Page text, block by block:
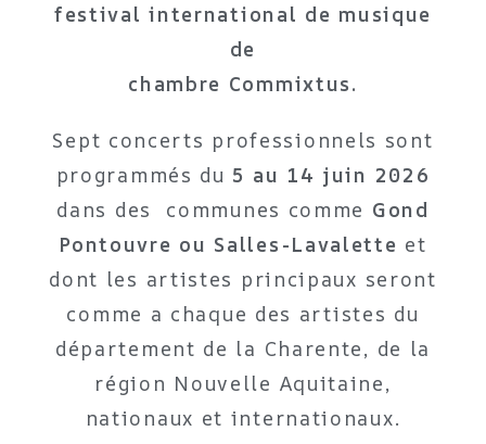
festival international de musique
de
chambre Commixtus.
Sept concerts professionnels sont
programmés du 5 au 14 juin 2026
dans des communes comme Gond
Pontouvre ou Salles-Lavalette et
dont les artistes principaux seront
comme a chaque des artistes du
département de la Charente, de la
région Nouvelle Aquitaine,
nationaux et internationaux.